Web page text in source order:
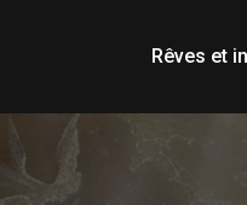
Rêves et